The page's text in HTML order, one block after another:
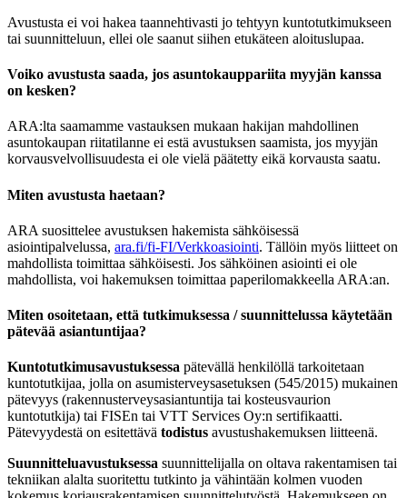
Avustusta ei voi hakea taannehtivasti jo tehtyyn kuntotutkimukseen
tai suunnitteluun, ellei ole saanut siihen etukäteen aloituslupaa.
Voiko avustusta saada, jos asuntokauppariita myyjän kanssa
on kesken?
ARA:lta saamamme vastauksen mukaan hakijan mahdollinen
asuntokaupan riitatilanne ei estä avustuksen saamista, jos myyjän
korvausvelvollisuudesta ei ole vielä päätetty eikä korvausta saatu.
Miten avustusta haetaan?
ARA suosittelee avustuksen hakemista sähköisessä
asiointipalvelussa, ara.fi/fi-FI/Verkkoasiointi. Tällöin myös liitteet on
mahdollista toimittaa sähköisesti. Jos sähköinen asiointi ei ole
mahdollista, voi hakemuksen toimittaa paperilomakkeella ARA:an.
Miten osoitetaan, että tutkimuksessa / suunnittelussa käytetään
pätevää asiantuntijaa?
Kuntotutkimusavustuksessa pätevällä henkilöllä tarkoitetaan
kuntotutkijaa, jolla on asumisterveysasetuksen (545/2015) mukainen
pätevyys (rakennusterveysasiantuntija tai kosteusvaurion
kuntotutkija) tai FISEn tai VTT Services Oy:n sertifikaatti.
Pätevyydestä on esitettävä todistus avustushakemuksen liitteenä.
Suunnitteluavustuksessa suunnittelijalla on oltava rakentamisen tai
tekniikan alalta suoritettu tutkinto ja vähintään kolmen vuoden